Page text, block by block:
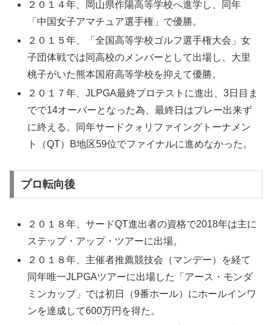
２０１４年、岡山県作陽高等学校へ進学し、同年
「中国女子アマチュア選手権」で優勝。
２０１５年、「全国高等学校ゴルフ選手権大会」女
子団体戦では同高校のメンバーとして出場し、大里
桃子がいた熊本国府高等学校を抑えて優勝。
２０１７年、JLPGA最終プロテストに進出、3日目ま
でで14オーバーとなった為、最終日はプレー出来ず
に終える。同年サードクォリファイングトーナメン
ト（QT）B地区59位でファイナルに進めなかった。
プロ転向後
２０１８年、サードQT進出者の資格で2018年は主に
ステップ・アップ・ツアーに出場。
２０１８年、主催者推薦競技会（マンデー）を経て
同年唯一JLPGAツアーに出場した「アース・モンダ
ミンカップ」では初日（9番ホール）にホールインワ
ンを達成して600万円を得た。